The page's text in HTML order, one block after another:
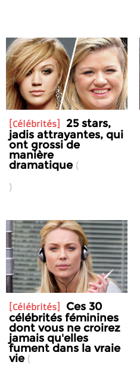
Célébrités
25 stars,
jadis attrayantes, qui
ont grossi de
manière
dramatique
Célébrités
Ces 30
célébrités féminines
dont vous ne croirez
jamais qu'elles
fument dans la vraie
vie